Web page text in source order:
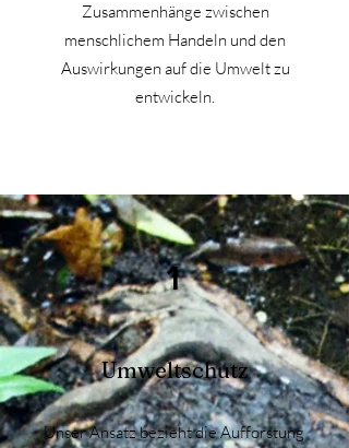
Zusammenhänge zwischen
menschlichem Handeln und den
Auswirkungen auf die Umwelt zu
entwickeln.
1
Umweltschutz
Unser Ansatz bezieht die Aufforstung